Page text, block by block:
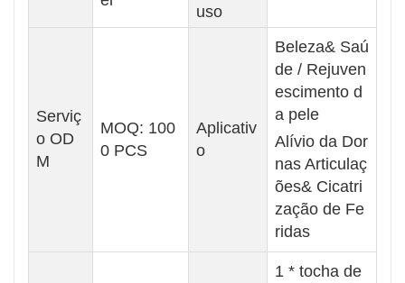
uso
Serviç
o OD
M
MOQ: 100
0 PCS
Aplicativ
o
Beleza& Saú
de / Rejuven
escimento d
a pele
Alívio da Dor
nas Articulaç
ões& Cicatri
zação de Fe
ridas
1 * tocha de